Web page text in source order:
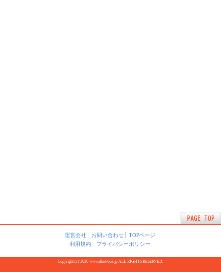
運営会社 お問い合わせ
TOPページ
利用規約
プライバシーポリシー
Copyright (c) 2026 www.illust-box.jp ALL RIGHTS RESERVED.